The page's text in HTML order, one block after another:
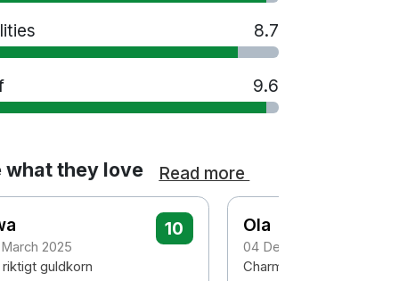
8.7
9.6
what they love Read more
2025
10
riktigt guldkorn
Ola
04 December 2024
Charmigt hotell med fint